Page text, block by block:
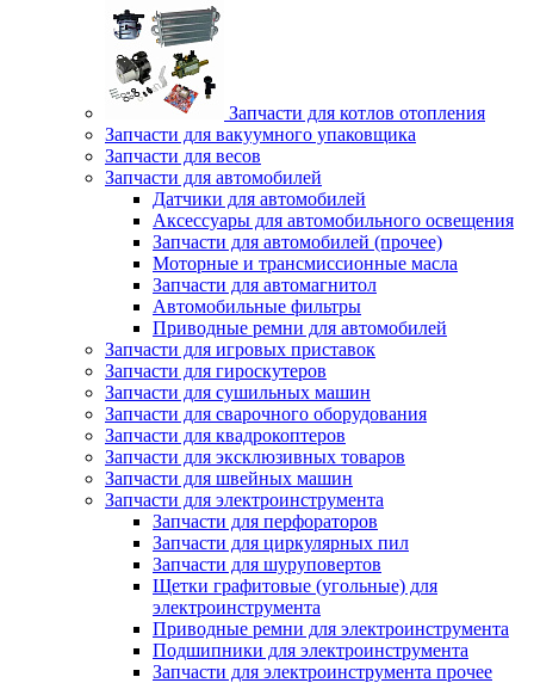
Запчасти для котлов отопления
Запчасти для вакуумного упаковщика
Запчасти для весов
Запчасти для автомобилей
Датчики для автомобилей
Аксессуары для автомобильного освещения
Запчасти для автомобилей (прочее)
Моторные и трансмиссионные масла
Запчасти для автомагнитол
Автомобильные фильтры
Приводные ремни для автомобилей
Запчасти для игровых приставок
Запчасти для гироскутеров
Запчасти для сушильных машин
Запчасти для сварочного оборудования
Запчасти для квадрокоптеров
Запчасти для эксклюзивных товаров
Запчасти для швейных машин
Запчасти для электроинструмента
Запчасти для перфораторов
Запчасти для циркулярных пил
Запчасти для шуруповертов
Щетки графитовые (угольные) для
электроинструмента
Приводные ремни для электроинструмента
Подшипники для электроинструмента
Запчасти для электроинструмента прочее